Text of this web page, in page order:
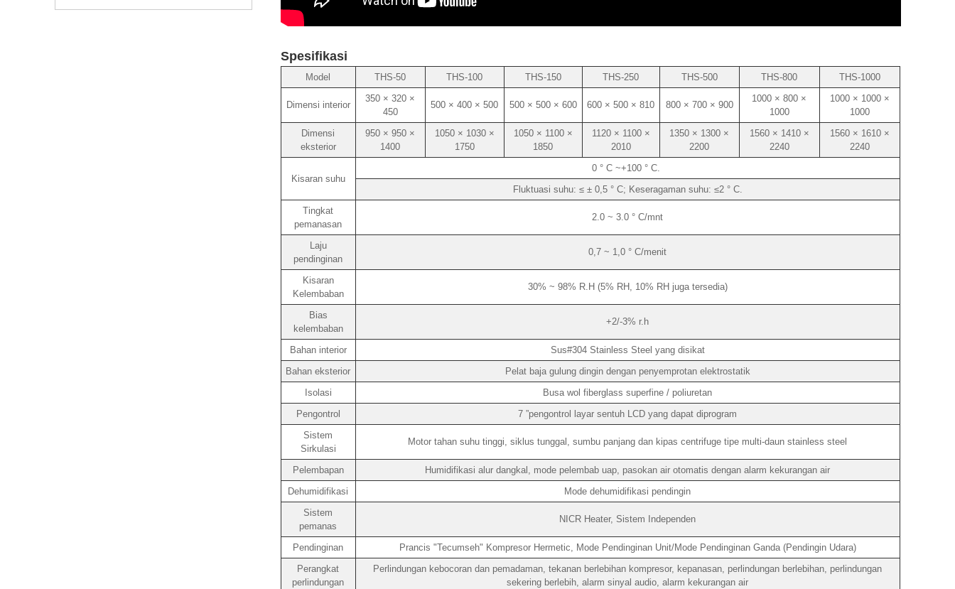
Spesifikasi
Model THS-50 THS-100 THS-150 THS-250 THS-500 THS-800 THS-1000
Dimensi interior
350 × 320 ×
450
500 × 400 × 500 500 × 500 × 600 600 × 500 × 810 800 × 700 × 900
1000 × 800 ×
1000
1000 × 1000 ×
1000
Dimensi
eksterior
950 × 950 ×
1400
1050 × 1030 ×
1750
1050 × 1100 ×
1850
1120 × 1100 ×
2010
1350 × 1300 ×
2200
1560 × 1410 ×
2240
1560 × 1610 ×
2240
Kisaran suhu
0 ° C ~+100 ° C.
Fluktuasi suhu: ≤ ± 0,5 ° C; Keseragaman suhu: ≤2 ° C.
Tingkat
pemanasan
2.0 ~ 3.0 ° C/mnt
Laju
pendinginan
0,7 ~ 1,0 ° C/menit
Kisaran
Kelembaban
30% ~ 98% R.H (5% RH, 10% RH juga tersedia)
Bias
kelembaban
+2/-3% r.h
Bahan interior
Sus#304 Stainless Steel yang disikat
Bahan eksterior
Pelat baja gulung dingin dengan penyemprotan elektrostatik
Isolasi
Busa wol fiberglass superfine / poliuretan
Pengontrol
7 ”pengontrol layar sentuh LCD yang dapat diprogram
Sistem
Sirkulasi
Motor tahan suhu tinggi, siklus tunggal, sumbu panjang dan kipas centrifuge tipe multi-daun stainless steel
Pelembapan
Humidifikasi alur dangkal, mode pelembab uap, pasokan air otomatis dengan alarm kekurangan air
Dehumidifikasi
Mode dehumidifikasi pendingin
Sistem
pemanas
NICR Heater, Sistem Independen
Pendinginan
Prancis "Tecumseh" Kompresor Hermetic, Mode Pendinginan Unit/Mode Pendinginan Ganda (Pendingin Udara)
Perangkat
perlindungan
Perlindungan kebocoran dan pemadaman, tekanan berlebihan kompresor, kepanasan, perlindungan berlebihan, perlindungan
sekering berlebih, alarm sinyal audio, alarm kekurangan air